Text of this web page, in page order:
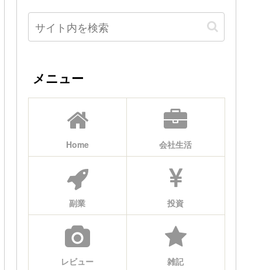
メニュー
Home 会社生活
副業 投資
レビュー 雑記